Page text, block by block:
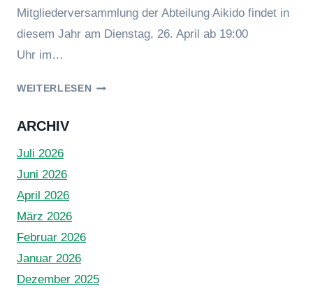
Mitgliederversammlung der Abteilung Aikido findet in
diesem Jahr am Dienstag, 26. April ab 19:00
Uhr im…
WEITERLESENMITGLIEDERVERSAMMLUNG
ARCHIV
Juli 2026
Juni 2026
April 2026
März 2026
Februar 2026
Januar 2026
Dezember 2025